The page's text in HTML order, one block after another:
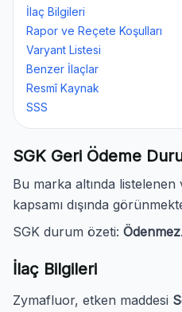
İlaç Bilgileri
Rapor ve Reçete Koşulları
Varyant Listesi
Benzer İlaçlar
Resmî Kaynak
SSS
SGK Geri Ödeme
Bu marka altında listelenen
kapsamı dışında
SGK durum özeti: Ödenmez.
İlaç Bilgileri
Zymafluor, etken maddesi